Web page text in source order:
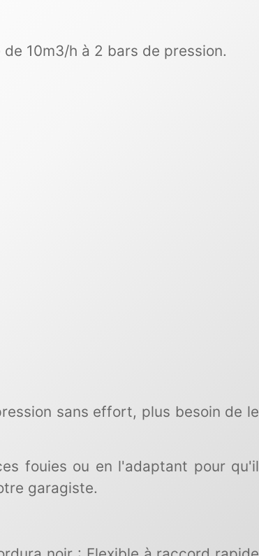
10m3/h à 2 bars de pression.
sans effort, plus besoin de le
fouies ou en l'adaptant pour qu'il
garagiste.